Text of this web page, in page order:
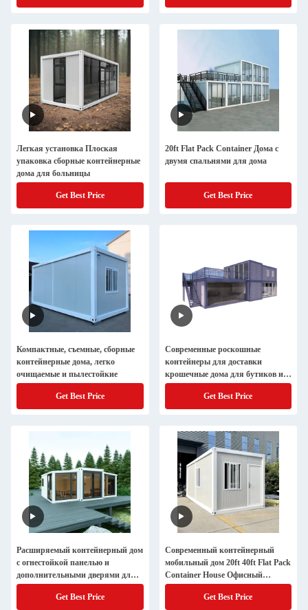
Легкая установка Плоская
упаковка сборные контейнерные
дома для больницы
Get Best Price
20ft Flat Pack Container Дома с
двумя спальнями для дома
Get Best Price
Компактные, съемные, сборные
контейнерные дома, легко
очищаемые и пылестойкие
Get Best Price
Современные роскошные
контейнеры для доставки
крошечные дома для бутиков и
кафе
Get Best Price
Расширяемый контейнерный дом
с огнестойкой панелью и
дополнительными дверями для
требований клиента
Get Best Price
Современный контейнерный
мобильный дом 20ft 40ft Flat Pack
Container House Офисный
комнатный офис Готовый Prefab
двухэтажный контейнерный дом
Get Best Price